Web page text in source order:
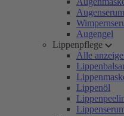
Augenserum
Augengel
Lippenpflege
Alle
Lippenöl